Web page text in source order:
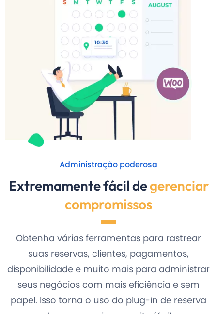
Administração poderosa
Extremamente fácil degerenciar
compromissos
Obtenha várias ferramentas para rastrear
suas reservas, clientes, pagamentos,
disponibilidade e muito mais para administrar
seus negócios com mais eficiência e sem
papel. Isso torna o uso do plug-in de reserva